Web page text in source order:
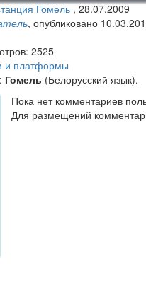
Гомель,28.07.2009
, опубликовано
2525
и платформы
Гомель (Белорусский язык).
Пока нет комментариев
Для размещений